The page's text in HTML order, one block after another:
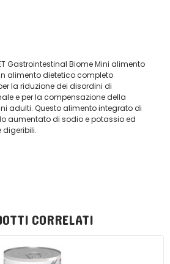
Gastrointestinal Biome Mini alimento
alimento dietetico completo
la riduzione dei disordini di
e per la compensazione della
adulti. Questo alimento integrato di
aumentato di sodio e potassio ed
digeribili.
CORRELATI